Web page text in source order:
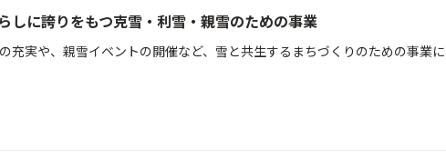
しに誇りをもつ克雪・利雪・親雪のための事業
充実や、親雪イベントの開催など、雪と共生するまちづくりのための事業